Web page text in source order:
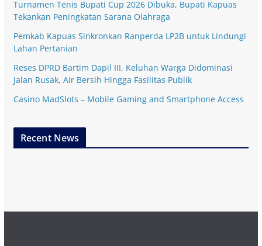
Turnamen Tenis Bupati Cup 2026 Dibuka, Bupati Kapuas
Tekankan Peningkatan Sarana Olahraga
Pemkab Kapuas Sinkronkan Ranperda LP2B untuk Lindungi
Lahan Pertanian
Reses DPRD Bartim Dapil III, Keluhan Warga Didominasi
Jalan Rusak, Air Bersih Hingga Fasilitas Publik
Casino MadSlots – Mobile Gaming and Smartphone Access
Recent News